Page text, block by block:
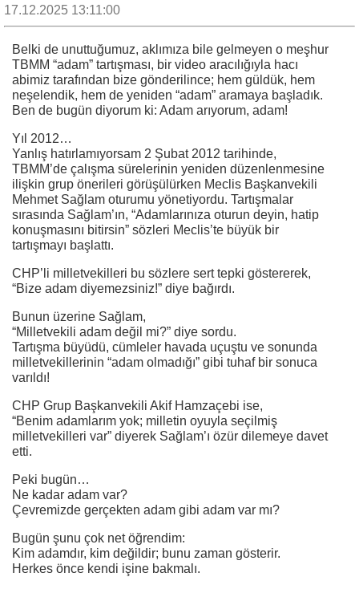
17.12.2025 13:11:00
Belki de unuttuğumuz, aklımıza bile gelmeyen o meşhur
TBMM “adam” tartışması, bir video aracılığıyla hacı
abimiz tarafından bize gönderilince; hem güldük, hem
neşelendik, hem de yeniden “adam” aramaya başladık.
Ben de bugün diyorum ki: Adam arıyorum, adam!
Yıl 2012…
Yanlış hatırlamıyorsam 2 Şubat 2012 tarihinde,
TBMM’de çalışma sürelerinin yeniden düzenlenmesine
ilişkin grup önerileri görüşülürken Meclis Başkanvekili
Mehmet Sağlam oturumu yönetiyordu. Tartışmalar
sırasında Sağlam’ın, “Adamlarınıza oturun deyin, hatip
konuşmasını bitirsin” sözleri Meclis’te büyük bir
tartışmayı başlattı.
CHP’li milletvekilleri bu sözlere sert tepki göstererek,
“Bize adam diyemezsiniz!” diye bağırdı.
Bunun üzerine Sağlam,
“Milletvekili adam değil mi?” diye sordu.
Tartışma büyüdü, cümleler havada uçuştu ve sonunda
milletvekillerinin “adam olmadığı” gibi tuhaf bir sonuca
varıldı!
CHP Grup Başkanvekili Akif Hamzaçebi ise,
“Benim adamlarım yok; milletin oyuyla seçilmiş
milletvekilleri var” diyerek Sağlam’ı özür dilemeye davet
etti.
Peki bugün…
Ne kadar adam var?
Çevremizde gerçekten adam gibi adam var mı?
Bugün şunu çok net öğrendim:
Kim adamdır, kim değildir; bunu zaman gösterir.
Herkes önce kendi işine bakmalı.